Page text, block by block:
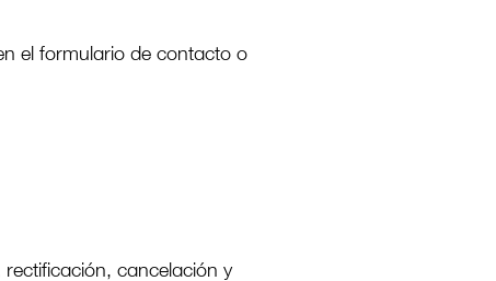
el formulario de contacto o
cancelación y